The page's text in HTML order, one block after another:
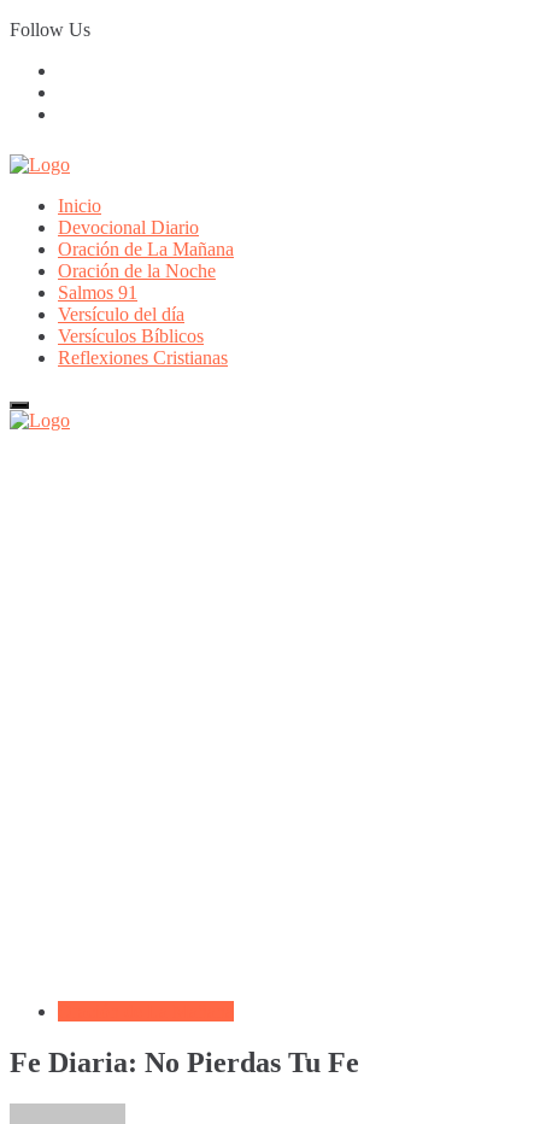
Skip
to
Follow Us
Inicio
Devocional Diario
Oración de La Mañana
Oración de la Noche
Salmos 91
Versículo del día
Versículos Bíblicos
Reflexiones Cristianas
Fe Diaria: No Pierdas Tu Fe